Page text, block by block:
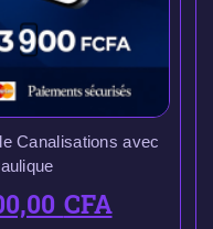
Canalisations avec
CFA